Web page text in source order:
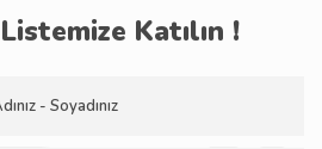
Katılın !